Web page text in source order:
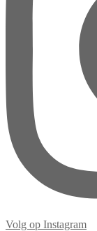
Volg op Instagram